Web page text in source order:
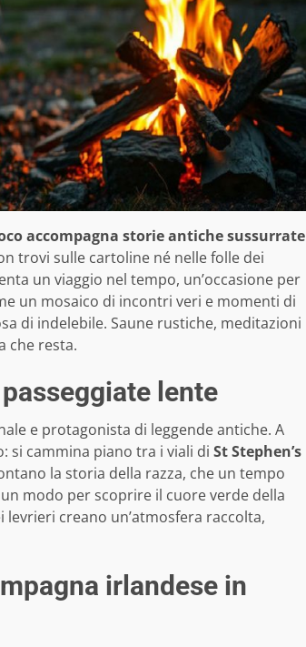
accompagna storie antiche sussurrate
trovi sulle cartoline né nelle folle dei
un viaggio nel tempo, un’occasione per
un mosaico di incontri veri e momenti di
di indelebile. Saune rustiche, meditazioni
che resta.
lente
e protagonista di leggende antiche. A
si cammina piano tra i viali di St Stephen’s
la storia della razza, che un tempo
modo per scoprire il cuore verde della
creano un’atmosfera raccolta,
irlandese in